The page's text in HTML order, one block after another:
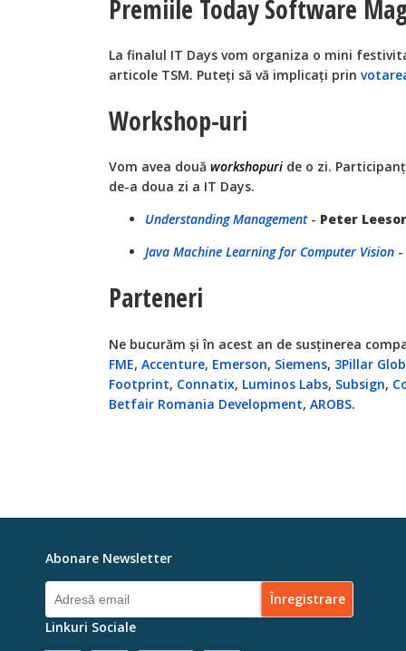
Premiile Today Software
La finalul IT Days vom organiza o mini
articole TSM. Puteți să vă implicați prin
Workshop-uri
Vom avea două workshopuri de o zi.
de-a doua zi a IT Days.
Understanding Management- Peter
Java Machine Learning for Computer Vision -
Parteneri
Ne bucurăm și în acest an de susținerea
FME, Accenture, Emerson, Siemens, 3Pillar
Footprint, Connatix, Luminos Labs, Subsign,
Betfair Romania Development, AROBS.
Abonare Newsletter
Linkuri Sociale